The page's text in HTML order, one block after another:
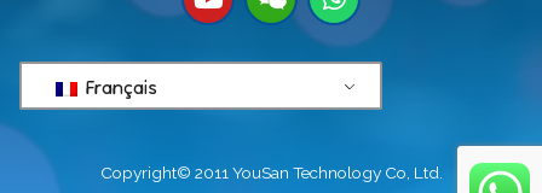
Français
Copyright© 2011 YouSan Technology Co, Ltd.